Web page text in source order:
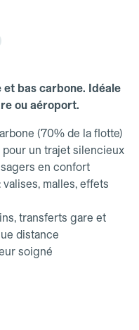
bas carbone. Idéale
ou aéroport.
(70% de la flotte)
un trajet silencieux
en confort
malles, effets
transferts gare et
distance
soigné